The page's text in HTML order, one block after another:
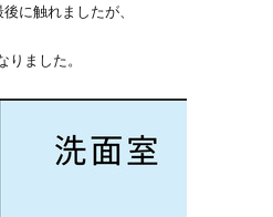
後に触れましたが、
ました。